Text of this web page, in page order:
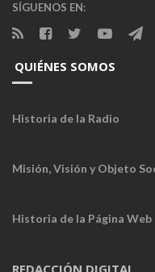
SÍGUENOS EN:
QUIÉNES SOMOS
Historia de la Radio
Misión, Visión y Objeto
Historia de la Página Web